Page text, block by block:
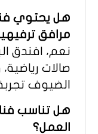
مرافق
صالات
الضيوف
العمل؟